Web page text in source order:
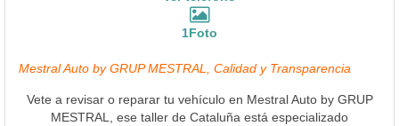
1Foto
Mestral Auto by GRUP MESTRAL, Calidad y Transparencia
Vete a revisar o reparar tu vehículo en Mestral Auto by GRUP
MESTRAL, ese taller de Cataluña está especializado